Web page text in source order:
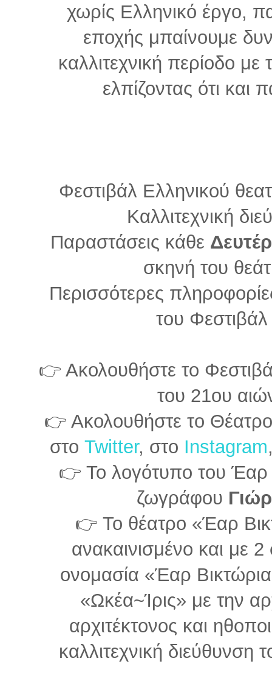
χωρίς Ελληνικό έργο,
εποχής μπαίνουμε
καλλιτεχνική περίοδο
ελπίζοντας ότι και
Φεστιβάλ Ελληνικού
Καλλιτεχνική
Παραστάσεις κάθε
σκηνή του
Περισσότερες
του
👉 Ακολουθήστε το
του 21ου
👉 Ακολουθήστε το
στο Twitter, στο Instagram
👉 Το λογότυπο του Έαρ
ζωγράφου
👉 Το θέατρο «Έαρ
ανακαινισμένο και με
ονομασία «Έαρ
«Ωκέα~Ίρις» με την
αρχιτέκτονος και
καλλιτεχνική διεύθυνση